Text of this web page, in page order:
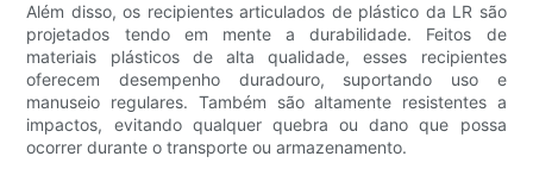
Além disso, os recipientes articulados de plástico da LR são
projetados tendo em mente a durabilidade. Feitos de
materiais plásticos de alta qualidade, esses recipientes
oferecem desempenho duradouro, suportando uso e
manuseio regulares. Também são altamente resistentes a
impactos, evitando qualquer quebra ou dano que possa
ocorrer durante o transporte ou armazenamento.